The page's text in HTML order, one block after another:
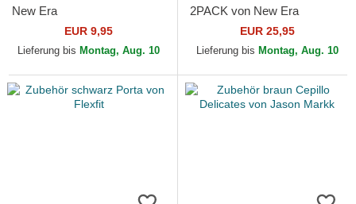
New Era
EUR 9,95
Lieferung bis Montag, Aug. 10
2PACK von New Era
EUR 25,95
Lieferung bis Montag, Aug. 10